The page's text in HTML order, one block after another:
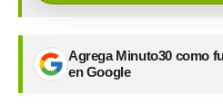
Agrega Minuto30 como
en Google